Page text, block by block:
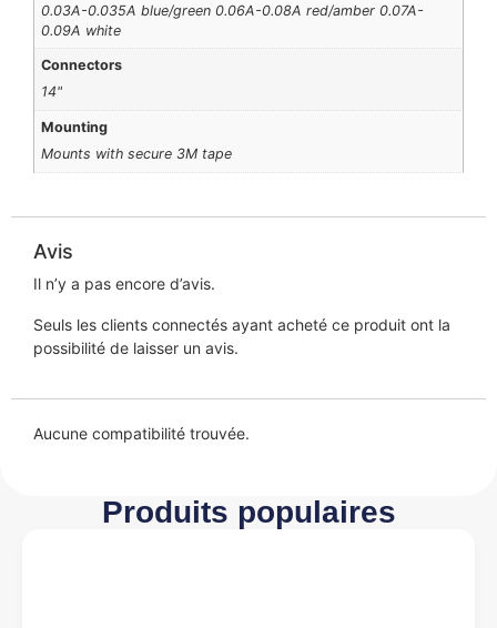
0.03A-0.035A blue/green 0.06A-0.08A red/amber 0.07A-
0.09A white
Connectors
14"
Mounting
Mounts with secure 3M tape
Avis
Il n’y a pas encore d’avis.
Seuls les clients connectés ayant acheté ce produit ont la
possibilité de laisser un avis.
Aucune compatibilité trouvée.
Produits populaires